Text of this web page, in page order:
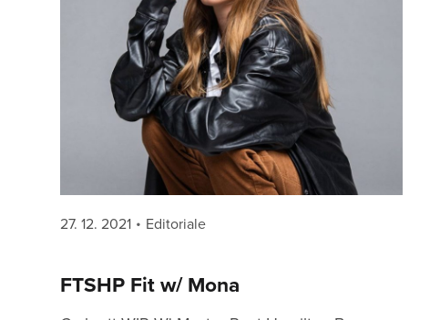
Posted
27. 12. 2021 Categories
Editoriale
FTSHP Fit w/ Mona